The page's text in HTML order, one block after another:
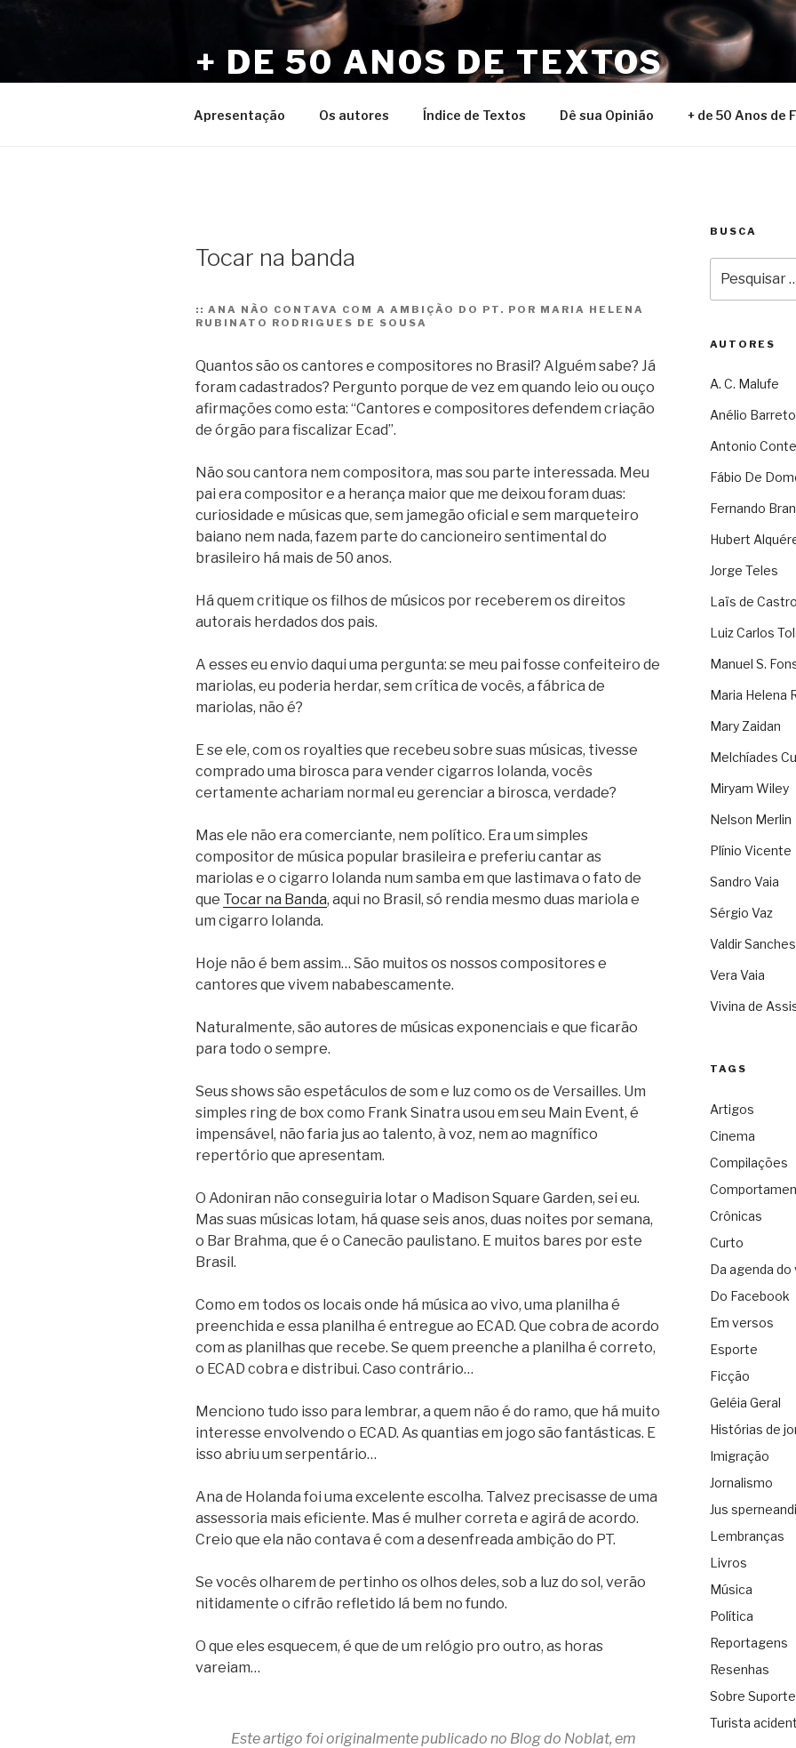
Pular
+ DE 50 ANOS DE TEXTOS
Apresentação Os autores Índice de Textos Dê sua Opinião + de 50 Anos de
Tocar na banda
:: ANA NÃO CONTAVA COM A AMBIÇÃO DO PT. POR MARIA HELENA
RUBINATO RODRIGUES DE SOUSA
Quantos são os cantores e compositores no Brasil? Alguém sabe? Já
foram cadastrados? Pergunto porque de vez em quando leio ou ouço
afirmações como esta: “Cantores e compositores defendem criação
de órgão para fiscalizar Ecad”.
Não sou cantora nem compositora, mas sou parte interessada. Meu
pai era compositor e a herança maior que me deixou foram duas:
curiosidade e músicas que, sem jamegão oficial e sem marqueteiro
baiano nem nada, fazem parte do cancioneiro sentimental do
brasileiro há mais de 50 anos.
Há quem critique os filhos de músicos por receberem os direitos
autorais herdados dos pais.
A esses eu envio daqui uma pergunta: se meu pai fosse confeiteiro de
mariolas, eu poderia herdar, sem crítica de vocês, a fábrica de
mariolas, não é?
E se ele, com os royalties que recebeu sobre suas músicas, tivesse
comprado uma birosca para vender cigarros Iolanda, vocês
certamente achariam normal eu gerenciar a birosca, verdade?
Mas ele não era comerciante, nem político. Era um simples
compositor de música popular brasileira e preferiu cantar as
mariolas e o cigarro Iolanda num samba em que lastimava o fato de
que Tocar na Banda, aqui no Brasil, só rendia mesmo duas mariola e
um cigarro Iolanda.
Hoje não é bem assim… São muitos os nossos compositores e
cantores que vivem nababescamente.
Naturalmente, são autores de músicas exponenciais e que ficarão
para todo o sempre.
Seus shows são espetáculos de som e luz como os de Versailles. Um
simples ring de box como Frank Sinatra usou em seu Main Event, é
impensável, não faria jus ao talento, à voz, nem ao magnífico
repertório que apresentam.
O Adoniran não conseguiria lotar o Madison Square Garden, sei eu.
Mas suas músicas lotam, há quase seis anos, duas noites por semana,
o Bar Brahma, que é o Canecão paulistano. E muitos bares por este
Brasil.
Como em todos os locais onde há música ao vivo, uma planilha é
preenchida e essa planilha é entregue ao ECAD. Que cobra de acordo
com as planilhas que recebe. Se quem preenche a planilha é correto,
o ECAD cobra e distribui. Caso contrário…
Menciono tudo isso para lembrar, a quem não é do ramo, que há muito
interesse envolvendo o ECAD. As quantias em jogo são fantásticas. E
isso abriu um serpentário…
Ana de Holanda foi uma excelente escolha. Talvez precisasse de uma
assessoria mais eficiente. Mas é mulher correta e agirá de acordo.
Creio que ela não contava é com a desenfreada ambição do PT.
Se vocês olharem de pertinho os olhos deles, sob a luz do sol, verão
nitidamente o cifrão refletido lá bem no fundo.
O que eles esquecem, é que de um relógio pro outro, as horas
vareiam…
Este artigo foi originalmente publicado no Blog do Noblat, em
BUSCA
por:
AUTORES
A. C. Malufe
Anélio Barreto
Antonio
Fábio De
Fernando
Hubert
Jorge Teles
Laïs de Castro
Luiz Carlos
Manuel S.
Maria Helena
Mary Zaidan
Melchíades
Miryam Wiley
Nelson Merlin
Plínio Vicente
Sandro Vaia
Sérgio Vaz
Valdir Sanches
Vera Vaia
Vivina de
TAGS
Artigos
Cinema
Compilações
Crônicas
Curto
Da agenda do
Do Facebook
Em versos
Esporte
Ficção
Geléia Geral
Histórias de
Imigração
Jornalismo
Jus sperneandi
Lembranças
Livros
Música
Política
Reportagens
Resenhas
Sobre
Turista